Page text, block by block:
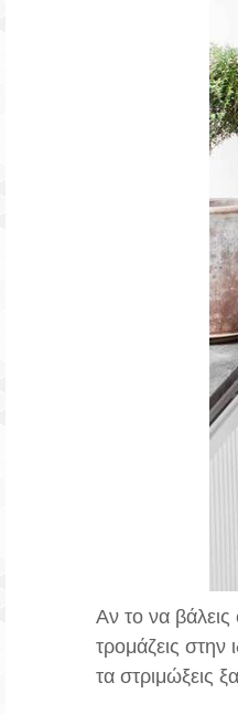
Αν το να βάλεις
τρομάζεις στην
τα στριμώξεις